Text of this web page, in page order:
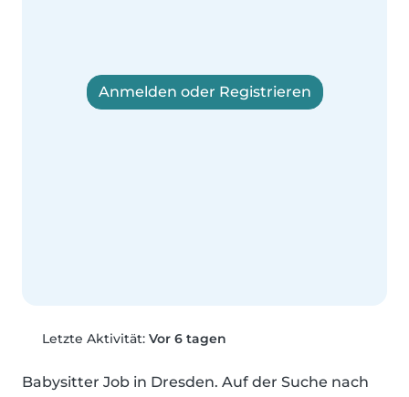
Anmelden oder Registrieren
Letzte Aktivität: Vor 6 tagen
Babysitter Job in Dresden. Auf der Suche nach